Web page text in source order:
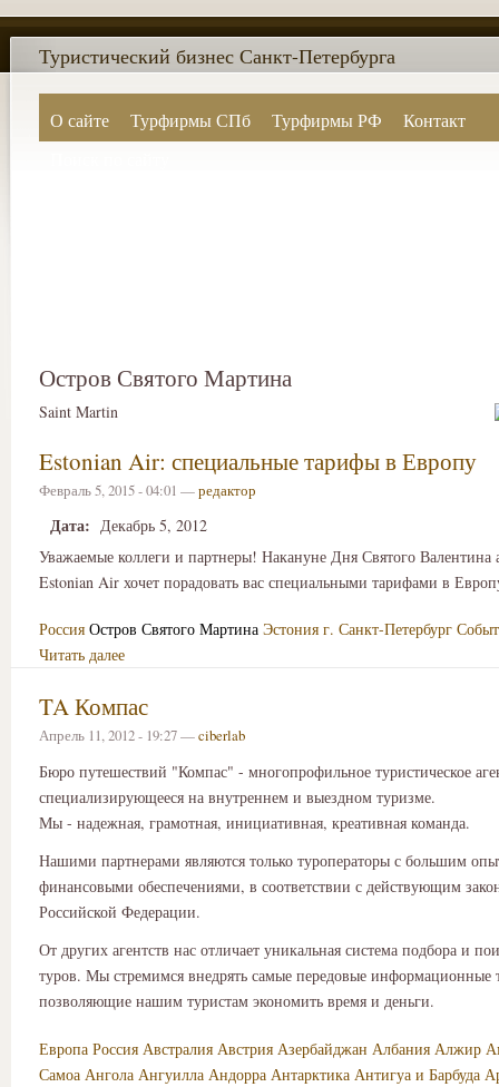
О сайте Турфирмы СПб Турфирмы РФ
Контакт
Туристический бизнес Санкт-Петербурга
Остров Святого Мартина
Saint Martin
Estonian Air: специальные тарифы в Европу
Февраль 5, 2015 - 04:01 —редактор
Дата: Декабрь 5, 2012
Уважаемые коллеги и партнеры! Накануне Дня Святого Валентина
Estonian Air хочет порадовать вас специальными тарифами в
Россия Остров Святого Мартина Эстония г. Санкт-Петербург
Читать далее
TA Компас
Апрель 11, 2012 - 19:27 —ciberlab
Бюро путешествий "Компас" - многопрофильное туристическое
специализирующееся на внутреннем и выездном туризме.
Мы - надежная, грамотная, инициативная, креативная команда.
Нашими партнерами являются только туроператоры с большим
финансовыми обеспечениями, в соответствии с действующим
Российской Федерации.
От других агентств нас отличает уникальная система подбора и
туров. Мы стремимся внедрять самые передовые информационные
позволяющие нашим туристам экономить время и деньги.
Европа Россия Австралия Австрия Азербайджан Албания Алжир
Самоа Ангола Ангуилла Андорра Антарктика Антигуа и Барбуда